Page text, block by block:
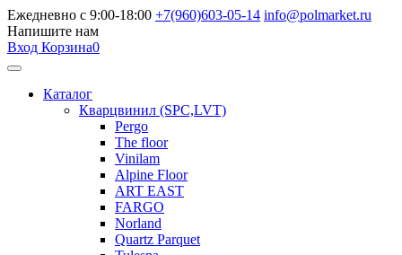
Ежедневно с 9:00-18:00 +7(960)603-05-14 info@polmarket.ru
Напишите нам
Вход Корзина0
Каталог
Кварцвинил (SPC,LVT)
Pergo
The floor
Vinilam
Alpine Floor
ART EAST
FARGO
Norland
Quartz Parquet